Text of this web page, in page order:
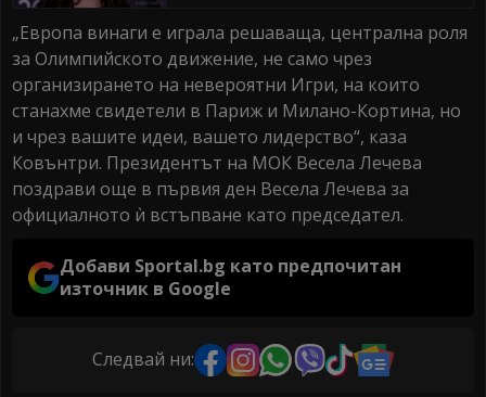
„Европа винаги е играла решаваща, централна роля
за Олимпийското движение, не само чрез
организирането на невероятни Игри, на които
станахме свидетели в Париж и Милано-Кортина, но
и чрез вашите идеи, вашето лидерство“, каза
Ковънтри. Президентът на МОК Весела Лечева
поздрави още в първия ден Весела Лечева за
официалното ѝ встъпване като председател.
Добави Sportal.bg като предпочитан
източник в Google
Следвай ни: